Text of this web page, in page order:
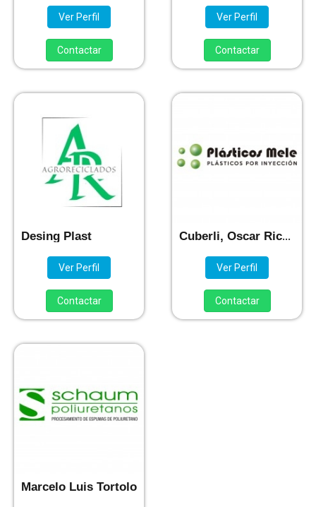
Ver Perfil
Contactar
Ver Perfil
Contactar
Desing Plast
Ver Perfil
Contactar
Cuberli, Oscar Ricardo
Ver Perfil
Contactar
Marcelo Luis Tortolo